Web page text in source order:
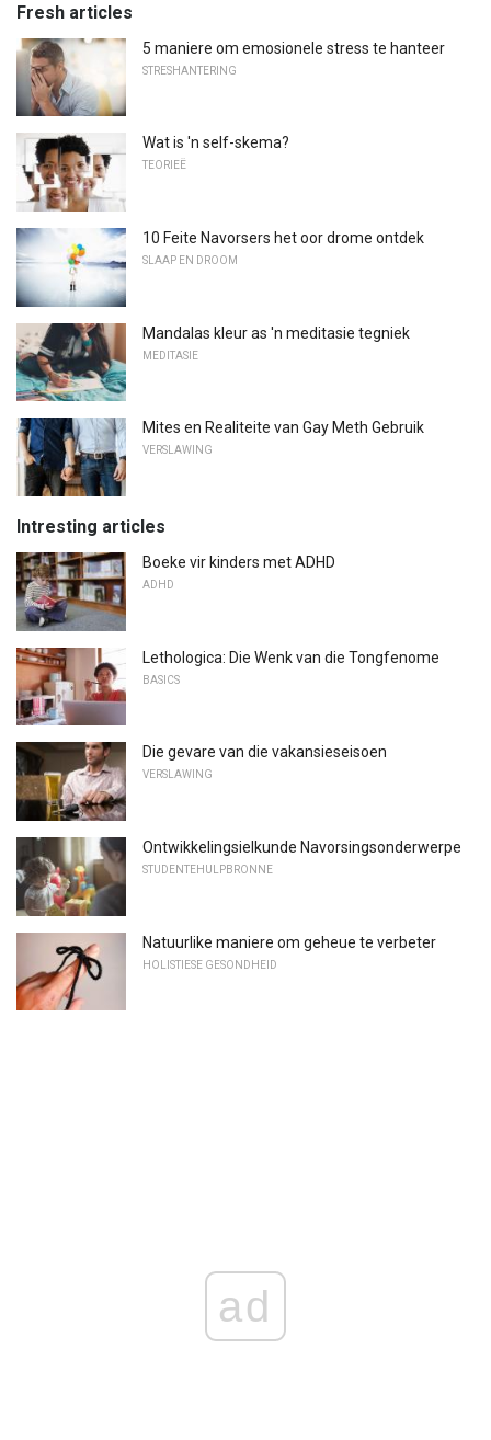
Fresh articles
5 maniere om emosionele stress te hanteer
STRESHANTERING
Wat is 'n self-skema?
TEORIEË
10 Feite Navorsers het oor drome ontdek
SLAAP EN DROOM
Mandalas kleur as 'n meditasie tegniek
MEDITASIE
Mites en Realiteite van Gay Meth Gebruik
VERSLAWING
Intresting articles
Boeke vir kinders met ADHD
ADHD
Lethologica: Die Wenk van die Tongfenome
BASICS
Die gevare van die vakansieseisoen
VERSLAWING
Ontwikkelingsielkunde Navorsingsonderwerpe
STUDENTEHULPBRONNE
Natuurlike maniere om geheue te verbeter
HOLISTIESE GESONDHEID
ad